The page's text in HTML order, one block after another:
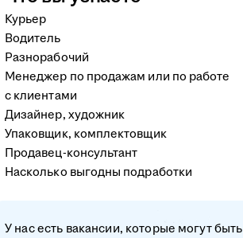
Курьер
Водитель
Разнорабочий
Менеджер по продажам или по работе
с клиентами
Дизайнер, художник
Упаковщик, комплектовщик
Продавец-консультант
Насколько выгодны подработки
У нас есть вакансии, которые могут быть